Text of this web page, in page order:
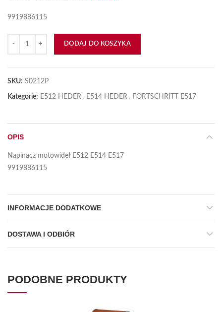
9919886115
DODAJ DO KOSZYKA
SKU: S0212P
Kategorie: E512 HEDER , E514 HEDER , FORTSCHRITT E517
OPIS
Napinacz motowideł E512 E514 E517
9919886115
INFORMACJE DODATKOWE
DOSTAWA I ODBIÓR
PODOBNE PRODUKTY